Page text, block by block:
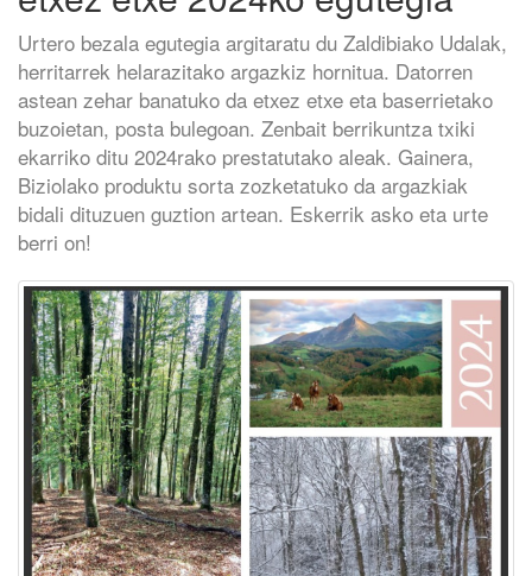
Urtero bezala egutegia argitaratu du Zaldibiako Udalak,
herritarrek helarazitako argazkiz hornitua. Datorren
astean zehar banatuko da etxez etxe eta baserrietako
buzoietan, posta bulegoan. Zenbait berrikuntza txiki
ekarriko ditu 2024rako prestatutako aleak. Gainera,
Biziolako produktu sorta zozketatuko da argazkiak
bidali dituzuen guztion artean. Eskerrik asko eta urte
berri on!